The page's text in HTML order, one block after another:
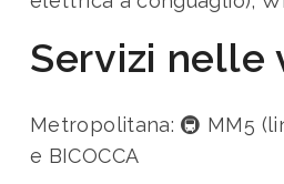
Servizi nelle
Metropolitana: 🚇 MM5
e BICOCCA